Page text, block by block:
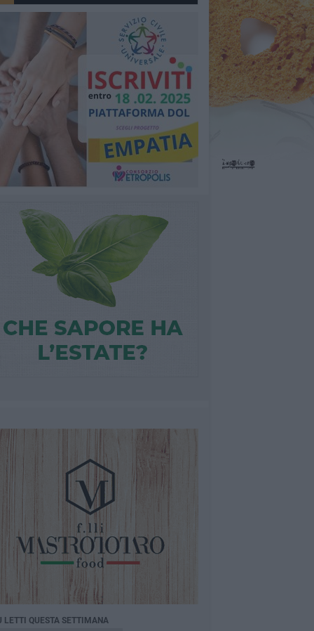
LETTI QUESTA SETTIMANA